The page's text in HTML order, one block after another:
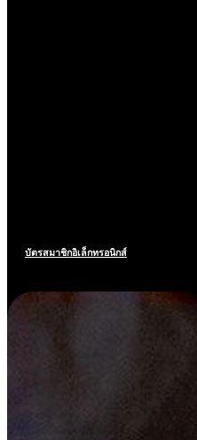
บัตรสมาชิกอิเล็กทรอนิกส์